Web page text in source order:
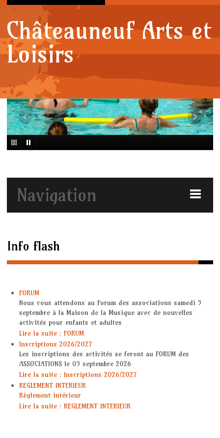
Châteauneuf Arts et
Loisirs
Navigation
Activités Enfants
GYM MOTRICITE
PARTY DANCE
DESSIN MANGA
GYM ENFANTS
Activités Ados Adultes
Info flash
FORUM
Nous vous attendons au Forum des associations samedi 5
septembre à la Maison de la Musique avec de nouvelles
activités pour enfants et adultes
Lire la suite : FORUM
Inscriptions 2026/2027
Les inscriptions des activités se feront au FORUM des
ASSOCIATIONS le 05 septembre 2026
Lire la suite : Inscriptions 2026/2027
REGLEMENT INTERIEUR
Règlement intérieur
Lire la suite : REGLEMENT INTERIEUR